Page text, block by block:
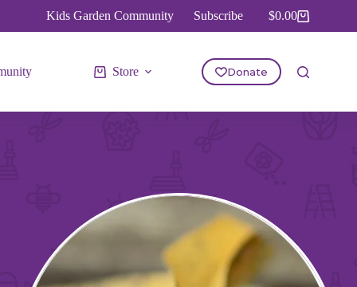
Kids Garden Community Subscribe
Shopping
cart
$0.00
Store Donate